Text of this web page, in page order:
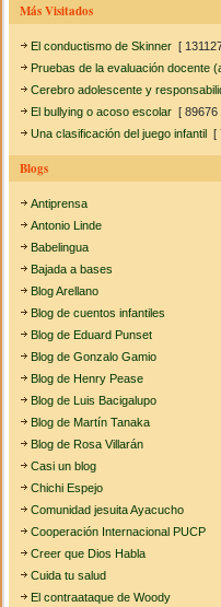
Más Visitados
El conductismo de Skinner [
Pruebas de la evaluación docente
Cerebro adolescente y
El bullying o acoso escolar [
Una clasificación del juego infantil [
Blogs
Antiprensa
Antonio Linde
Babelingua
Bajada a bases
Blog Arellano
Blog de cuentos infantiles
Blog de Eduard Punset
Blog de Gonzalo Gamio
Blog de Henry Pease
Blog de Luis Bacigalupo
Blog de Martín Tanaka
Blog de Rosa Villarán
Casi un blog
Chichi Espejo
Comunidad jesuita Ayacucho
Cooperación Internacional PUCP
Creer que Dios Habla
Cuida tu salud
El contraataque de Woody